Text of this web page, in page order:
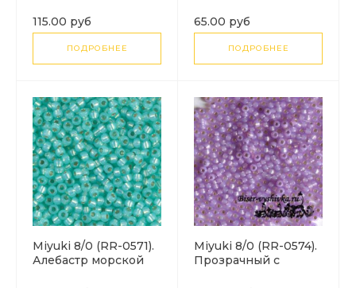
115.00 руб
ПОДРОБНЕЕ
Ceylon).
65.00 руб
ПОДРОБНЕЕ
Miyuki 8/0 (RR-0571).
Алебастр морской
Miyuki 8/0 (RR-0574).
Прозрачный с